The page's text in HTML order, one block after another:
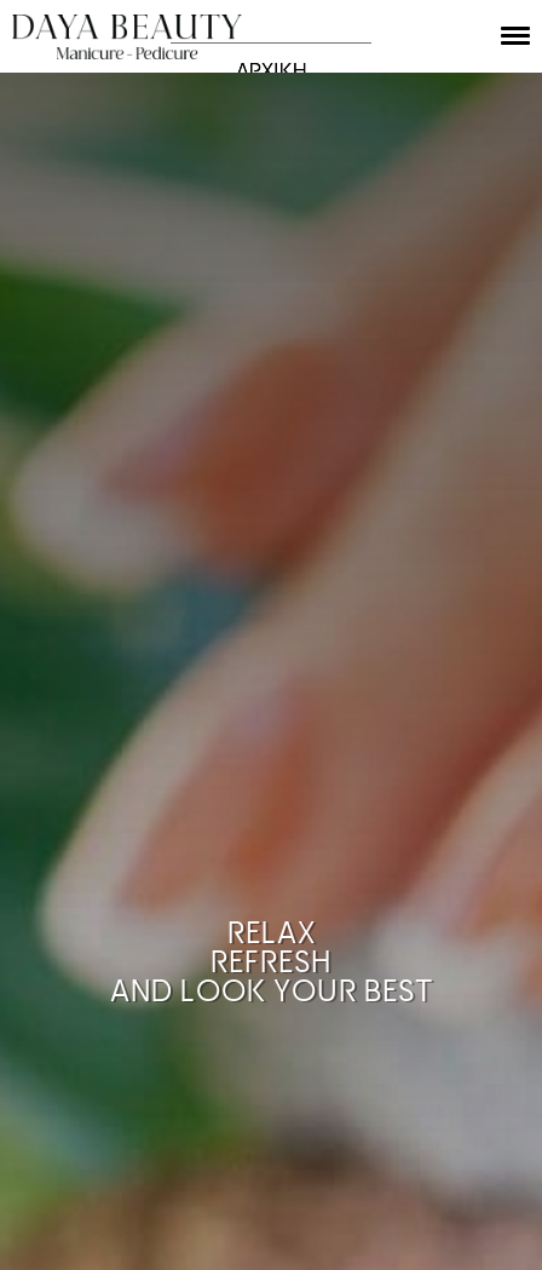
ΑΡΧΙΚΗ
RELAX
REFRESH
AND LOOK YOUR BEST